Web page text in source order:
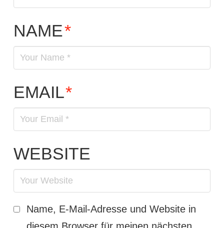
NAME*
EMAIL*
WEBSITE
Name, E-Mail-Adresse und Website in